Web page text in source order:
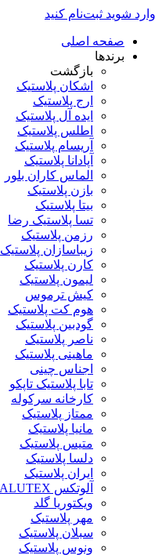
وارد شوید ثبت‌نام کنید
صفحه اصلی
برندها
بازگشت
اشکان پلاستیک
ارج پلاستیک
ایده آل پلاستیک
اطلس پلاستیک
آریسام پلاستیک
آپادانا پلاستیک
الماس کاران بلور
بازن پلاستیک
بیتا پلاستیک
تسا پلاستیک رضا
رزمن پلاستیک
زیباسازان پلاستیک
کارن پلاستیک
لیمون پلاستیک
کیش ترموس
هوم کت پلاستیک
گودبین پلاستیک
ناصر پلاستیک
ماهینی پلاستیک
اجناس چینی
تابا پلاستیک تاپکو
کارخانه سرکوله
ممتاز پلاستیک
مانیا پلاستیک
متیس پلاستیک
دلسا پلاستیک
ایران پلاستیک
آلوتکس ALUTEX
ویکتوریا گلد
مهر پلاستیک
سبلان پلاستیک
ونوس پلاستیک